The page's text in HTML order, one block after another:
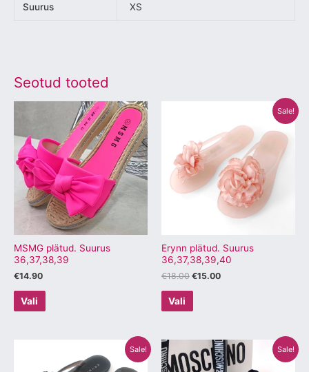
Suurus XS
Seotud tooted
MSMG plätud. Suurus
36,37,38,39
€14.90
Vali
on
mitu
varianti.
Valikuid
saab
teha
tootelehel.
Sale!
Erynn plätud. Suurus
36,37,38,39,40
€18.00
€18.00.
€15.00
on:
€15.00.
Vali
on
mitu
varianti.
Valikuid
tootelehel.
Sale!
hind
on:
tootel
Sale!
Algne
hind
oli:
Praegune
hind
on:
Sellel
tootel